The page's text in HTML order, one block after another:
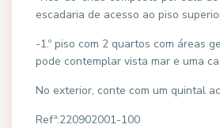
escadaria de acesso ao piso
-1.º piso com 2 quartos com áreas
pode contemplar vista mar e uma
No exterior, conte com um quintal
Refª:220902001-100